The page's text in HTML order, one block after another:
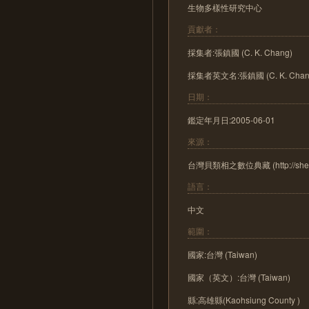
生物多樣性研究中心
貢獻者：
採集者:張鎮國 (C. K. Chang)
採集者英文名:張鎮國 (C. K.
日期：
鑑定年月日:2005-06-01
來源：
台灣貝類相之數位典藏 (http://
語言：
中文
範圍：
國家:台灣 (Taiwan)
國家（英文）:台灣 (Taiwan)
縣:高雄縣(Kaohsiung County )